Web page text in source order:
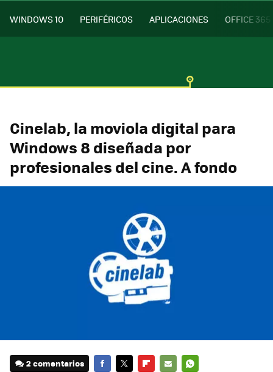
WINDOWS 10 PERIFÉRICOS APLICACIONES OFFICE 365
Cinelab, la moviola digital para
Windows 8 diseñada por
profesionales del cine. A fondo
2 comentarios